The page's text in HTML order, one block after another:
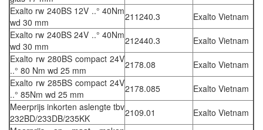
Exalto rw 240BS 12V ..° 40Nm
wd 30 mm
211240.3
Exalto Vietnam
Exalto rw 240BS 24V ..° 40Nm
wd 30 mm
212440.3
Exalto Vietnam
Exalto rw 280BS compact 24V
..° 80 Nm wd 25 mm
2178.08
Exalto Vietnam
Exalto rw 285BS compact 24V
..° 85Nm wd 25 mm
2178.085
Exalto Vietnam
Meerprijs inkorten aslengte tbv
232BD/233DB/235KK
2109.01
Exalto Vietnam